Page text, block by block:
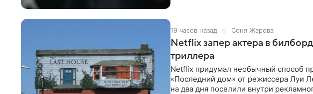
19 часов назад Соня Жарова
Netflix запер актера в
триллера
Netflix придумал необычный способ
«Последний дом» от режиссера Луи
на два дня поселили внутри